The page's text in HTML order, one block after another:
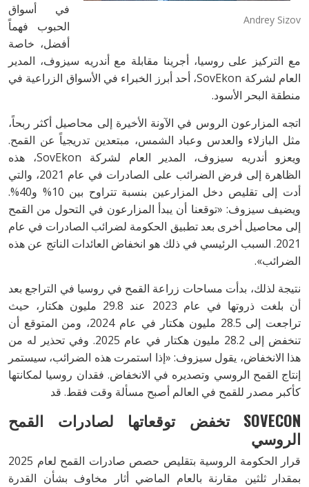
Andrey Sizov
في أسواق
الحبوب فهماً
أفضل، خاصة
مع التركيز على روسيا، أجرينا مقابلة مع أندريه سيزوف، المدير
العام لشركة SovEkon، أحد أبرز الخبراء في الأسواق الزراعية في
منطقة البحر الأسود.
اتجه المزارعون الروس في الآونة الأخيرة إلى محاصيل أكثر ربحاً،
مثل البازلاء والعدس وعباد الشمس، مبتعدين تدريجياً عن القمح.
ويعزو أندريه سيزوف، المدير العام لشركة SovEkon، هذه
الظاهرة إلى فرض الضرائب على الصادرات في عام 2021، والتي
أدت إلى تقليص دخل المزارعين بنسبة تتراوح بين 10% و40%.
ويضيف سيزوف: «توقعنا أن يبدأ المزارعون في التحول من القمح
إلى محاصيل أخرى بعد تطبيق الحكومة لضرائب الصادرات في عام
2021. السبب الرئيسي في ذلك هو انخفاض العائدات الناتج عن هذه
الضرائب».
نتيجة لذلك، بدأت مساحات زراعة القمح في روسيا في التراجع بعد
أن بلغت ذروتها في عام 2023 عند 29.8 مليون هكتار، حيث
تراجعت إلى 28.5 مليون هكتار في عام 2024، ومن المتوقع أن
تنخفض إلى 28.2 مليون هكتار في عام 2025. وفي تحذير له من
هذا الانخفاض، يقول سيزوف: «إذا استمرت هذه الضرائب، سيستمر
إنتاج القمح الروسي وتصديره في الانخفاض. فقدان روسيا لمكانتها
كأكبر مصدر للقمح في العالم أصبح مسألة وقت فقط. قد
SOVECON تخفض توقعاتها لصادرات
القمح
الروسي
قرار الحكومة الروسية بتقليص حصص صادرات القمح لعام 2025
بمقدار ثلثين مقارنة بالعام الماضي أثار مخاوف بشأن القدرة